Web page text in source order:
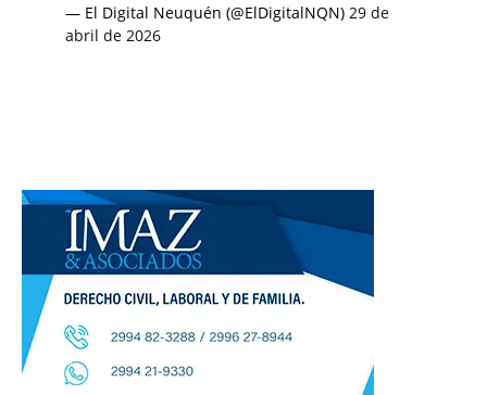
— El Digital Neuquén (@ElDigitalNQN) 29 de
abril de 2026